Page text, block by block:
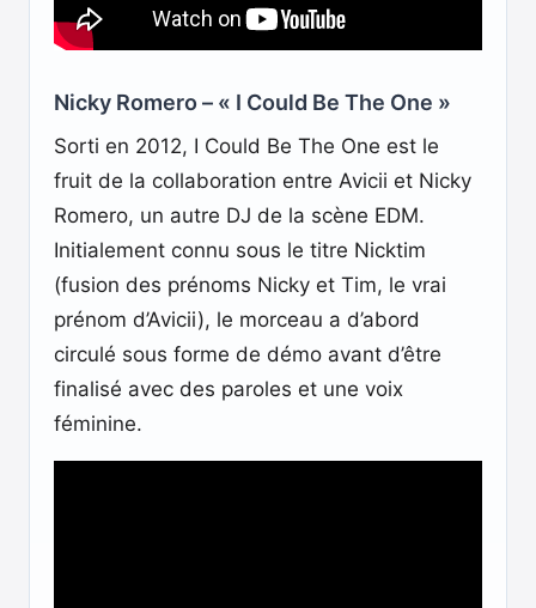
Nicky Romero – « I Could Be The One »
Sorti en 2012, I Could Be The One est le
fruit de la collaboration entre Avicii et Nicky
Romero, un autre DJ de la scène EDM.
Initialement connu sous le titre Nicktim
(fusion des prénoms Nicky et Tim, le vrai
prénom d’Avicii), le morceau a d’abord
circulé sous forme de démo avant d’être
finalisé avec des paroles et une voix
féminine.